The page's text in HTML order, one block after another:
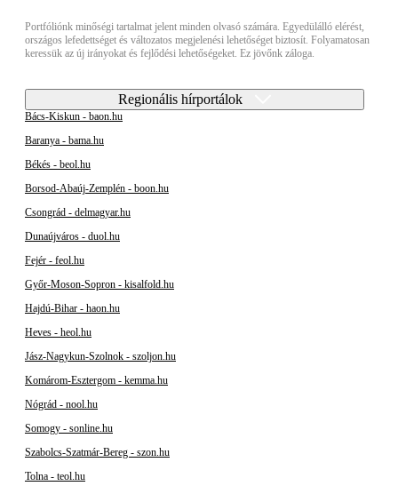
Portfóliónk minőségi tartalmat jelent minden olvasó számára. Egyedülálló elérést,
országos lefedettséget és változatos megjelenési lehetőséget biztosít. Folyamatosan
keressük az új irányokat és fejlődési lehetőségeket. Ez jövőnk záloga.
Regionális hírportálok
Bács-Kiskun - baon.hu
Baranya - bama.hu
Békés - beol.hu
Borsod-Abaúj-Zemplén - boon.hu
Csongrád - delmagyar.hu
Dunaújváros - duol.hu
Fejér - feol.hu
Győr-Moson-Sopron - kisalfold.hu
Hajdú-Bihar - haon.hu
Heves - heol.hu
Jász-Nagykun-Szolnok - szoljon.hu
Komárom-Esztergom - kemma.hu
Nógrád - nool.hu
Somogy - sonline.hu
Szabolcs-Szatmár-Bereg - szon.hu
Tolna - teol.hu